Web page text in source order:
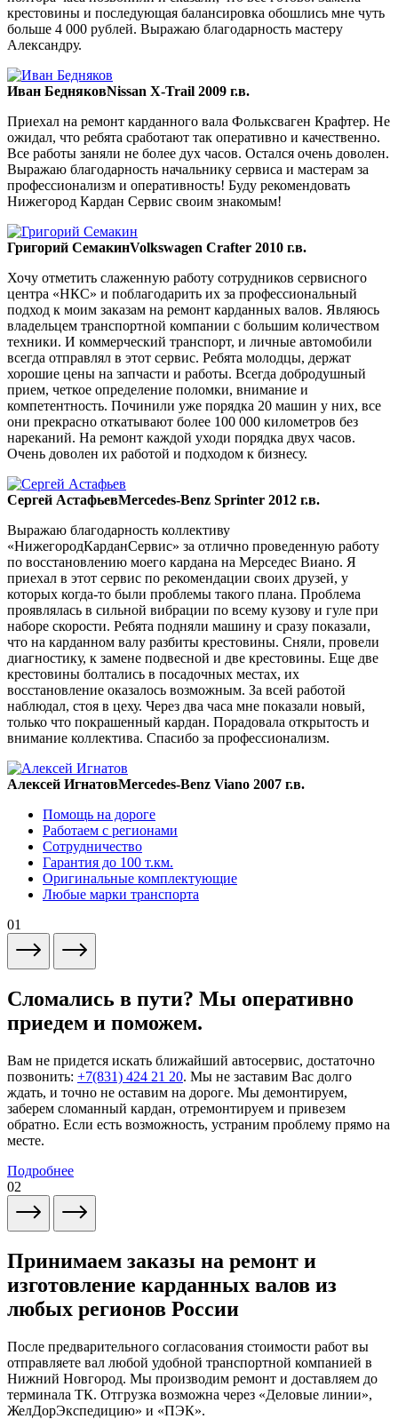
крестовины и последующая балансировка обошлись мне чуть
больше 4 000 рублей. Выражаю благодарность мастеру
Александру.
Иван БедняковNissan X-Trail 2009 г.в.
Приехал на ремонт карданного вала Фольксваген Крафтер. Не
ожидал, что ребята сработают так оперативно и качественно.
Все работы заняли не более дух часов. Остался очень доволен.
Выражаю благодарность начальнику сервиса и мастерам за
профессионализм и оперативность! Буду рекомендовать
Нижегород Кардан Сервис своим знакомым!
Григорий СемакинVolkswagen Crafter 2010 г.в.
Хочу отметить слаженную работу сотрудников сервисного
центра «НКС» и поблагодарить их за профессиональный
подход к моим заказам на ремонт карданных валов. Являюсь
владельцем транспортной компании с большим количеством
техники. И коммерческий транспорт, и личные автомобили
всегда отправлял в этот сервис. Ребята молодцы, держат
хорошие цены на запчасти и работы. Всегда добродушный
прием, четкое определение поломки, внимание и
компетентность. Починили уже порядка 20 машин у них, все
они прекрасно откатывают более 100 000 километров без
нареканий. На ремонт каждой уходи порядка двух часов.
Очень доволен их работой и подходом к бизнесу.
Сергей АстафьевMercedes-Benz Sprinter 2012 г.в.
Выражаю благодарность коллективу
«НижегородКарданСервис» за отлично проведенную работу
по восстановлению моего кардана на Мерседес Виано. Я
приехал в этот сервис по рекомендации своих друзей, у
которых когда-то были проблемы такого плана. Проблема
проявлялась в сильной вибрации по всему кузову и гуле при
наборе скорости. Ребята подняли машину и сразу показали,
что на карданном валу разбиты крестовины. Сняли, провели
диагностику, к замене подвесной и две крестовины. Еще две
крестовины болтались в посадочных местах, их
восстановление оказалось возможным. За всей работой
наблюдал, стоя в цеху. Через два часа мне показали новый,
только что покрашенный кардан. Порадовала открытость и
внимание коллектива. Спасибо за профессионализм.
Алексей ИгнатовMercedes-Benz Viano 2007 г.в.
Помощь на дороге
Работаем с регионами
Сотрудничество
Гарантия до 100 т.км.
Оригинальные комплектующие
Любые марки транспорта
01
Сломались в пути? Мы оперативно
приедем и поможем.
Вам не придется искать ближайший автосервис, достаточно
позвонить: +7(831) 424 21 20. Мы не заставим Вас долго
ждать, и точно не оставим на дороге. Мы демонтируем,
заберем сломанный кардан, отремонтируем и привезем
обратно. Если есть возможность, устраним проблему прямо на
месте.
Подробнее
02
Принимаем заказы на ремонт и
изготовление карданных валов из
любых регионов России
После предварительного согласования стоимости работ вы
отправляете вал любой удобной транспортной компанией в
Нижний Новгород. Мы производим ремонт и доставляем до
терминала ТК. Отгрузка возможна через «Деловые линии»,
ЖелДорЭкспедицию» и «ПЭК».